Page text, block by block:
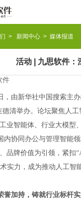
> 新闻中心> 媒体报道
活动 | 九思软件：
件
，由新华社中国搜索主
德清举办。论坛聚焦人
业智能体、行业大模型
内协同办公与管理智能领
品牌价值为引领，紧扣
实力，成为推动人工智
誉加持，铸就行业标杆